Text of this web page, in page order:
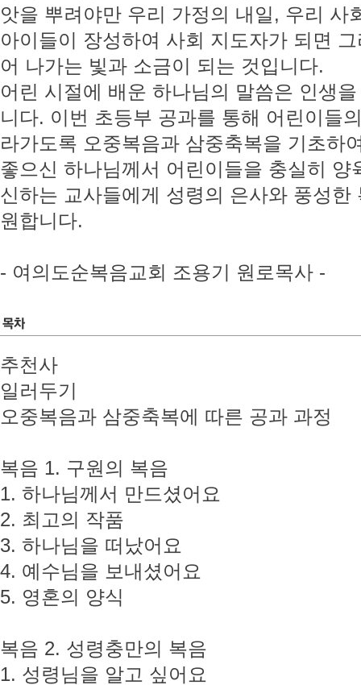
앗을 뿌려야만 우리 가정의 내일, 우리 사
아이들이 장성하여 사회 지도자가 되면
어 나가는 빛과 소금이 되는 것입니다.
어린 시절에 배운 하나님의 말씀은 인생
니다. 이번 초등부 공과를 통해 어린이들
라가도록 오중복음과 삼중축복을 기초하
좋으신 하나님께서 어린이들을 충실히
신하는 교사들에게 성령의 은사와 풍성
원합니다.
- 여의도순복음교회 조용기 원로목사 -
추천사
일러두기
오중복음과 삼중축복에 따른 공과 과정
복음 1. 구원의 복음
1. 하나님께서 만드셨어요
2. 최고의 작품
3. 하나님을 떠났어요
4. 예수님을 보내셨어요
5. 영혼의 양식
복음 2. 성령충만의 복음
1. 성령님을 알고 싶어요